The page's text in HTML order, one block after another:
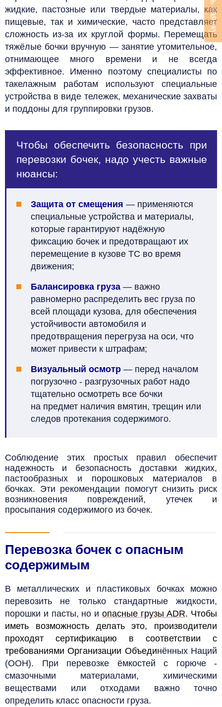
жидкие, пастозные или твердые материалы, как
пищевые, так и химические, часто представляет
сложность из-за их круглой формы. Перемещать
тяжёлые бочки вручную — занятие утомительное,
отнимающее много времени и не всегда
эффективное. Именно поэтому специалисты по
такелажным работам используют специальные
устройства в виде тележек, механические захваты
и поддоны для группировки грузов.
Чтобы обеспечить безопасность при
перевозки бочек, надо учесть важные
нюансы:
Защита от смещения — применяются
специальные устройства и материалы,
которые гарантируют надёжную
фиксацию бочек и предотвращают их
перемещение в кузове ТС во время
движения;
Балансировка груза — важно
равномерно распределить вес груза по
всей площади кузова, для обеспечения
устойчивости автомобиля и
предотвращения перегруза на оси, что
может привести к штрафам;
Визуальный осмотр — перед началом
погрузочно - разгрузочных работ надо
тщательно осмотреть все бочки
на предмет наличия вмятин, трещин или
следов протекания содержимого.
Соблюдение этих простых правил обеспечит
надежность и безопасность доставки жидких,
пастообразных и порошковых материалов в
бочках. Эти рекомендации помогут снизить риск
возникновения повреждений, утечек и
просыпания содержимого из бочек.
Перевозка бочек с опасным
содержимым
В металлических и пластиковых бочках можно
перевозить не только стандартные жидкости,
порошки и пасты, но и опасные грузы ADR. Чтобы
иметь возможность делать это, производители
проходят сертификацию в соответствии с
требованиями Организации Объединённых Наций
(ООН). При перевозке ёмкостей с горюче -
смазочными материалами, химическими
веществами или отходами важно точно
определить класс опасности груза.